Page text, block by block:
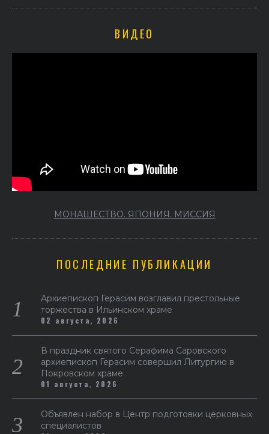
ВИДЕО
МОНАШЕСТВО. ЯПОНИЯ. МИССИЯ
ПОСЛЕДНИЕ ПУБЛИКАЦИИ
Архиепископ Герасим возглавил престольные
торжества в Ильинском храме
02 августа, 2026
В праздник святого Серафима Саровского
архиепископ Герасим совершил Литургию в
Покровском храме
01 августа, 2026
Объявлен набор в Центр подготовки церковных
специалистов